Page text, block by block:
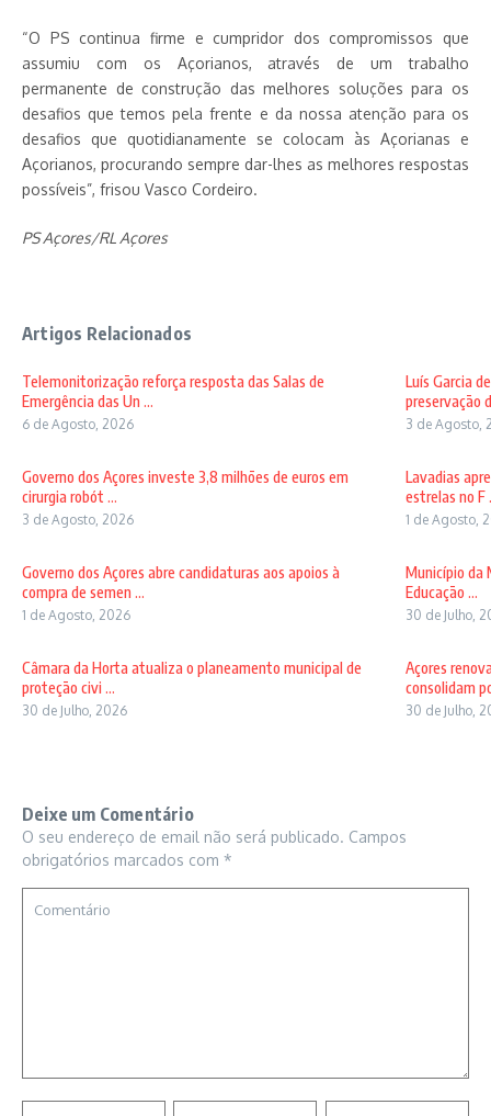
“O PS continua firme e cumpridor dos compromissos que
assumiu com os Açorianos, através de um trabalho
permanente de construção das melhores soluções para os
desafios que temos pela frente e da nossa atenção para os
desafios que quotidianamente se colocam às Açorianas e
Açorianos, procurando sempre dar-lhes as melhores respostas
possíveis”, frisou Vasco Cordeiro.
PS Açores/RL Açores
Artigos Relacionados
Telemonitorização reforça resposta das Salas de
Emergência das Un ...
6 de Agosto, 2026
Luís Garcia
preservação
3 de Agosto,
Governo dos Açores investe 3,8 milhões de euros em
cirurgia robót ...
3 de Agosto, 2026
Lavadias
estrelas no F
1 de Agosto,
Governo dos Açores abre candidaturas aos apoios à
compra de semen ...
1 de Agosto, 2026
Município da
Educação ...
30 de Julho,
Câmara da Horta atualiza o planeamento municipal de
proteção civi ...
30 de Julho, 2026
Açores
consolidam
30 de Julho,
Deixe um Comentário
O seu endereço de email não será publicado. Campos
obrigatórios marcados com *